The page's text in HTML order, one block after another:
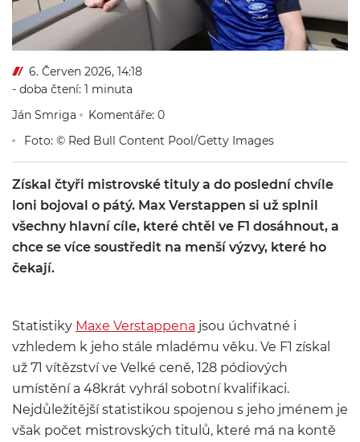
6. Červen 2026, 14:18
- doba čtení: 1 minuta
Ján Smriga
Komentáře: 0
Foto: © Red Bull Content Pool/Getty Images
Získal čtyři mistrovské tituly a do poslední chvíle
loni bojoval o pátý. Max Verstappen si už splnil
všechny hlavní cíle, které chtěl ve F1 dosáhnout, a
chce se více soustředit na menší výzvy, které ho
čekají.
Statistiky Maxe Verstappena jsou úchvatné i
vzhledem k jeho stále mladému věku. Ve F1 získal
už 71 vítězství ve Velké ceně, 128 pódiových
umístění a 48krát vyhrál sobotní kvalifikaci.
Nejdůležitější statistikou spojenou s jeho jménem je
však počet mistrovských titulů, které má na kontě